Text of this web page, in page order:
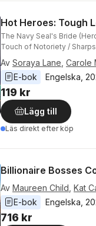
Hot Heroes: Tough
The Navy Seal's Bride
Touch of Notoriety /
Av Soraya Lane Carole
E-bok
Engelska
119 kr
Lägg till
Läs direkt efter köp
Billionaire Bosses
Av Maureen Child Kat
E-bok
Engelska
716 kr